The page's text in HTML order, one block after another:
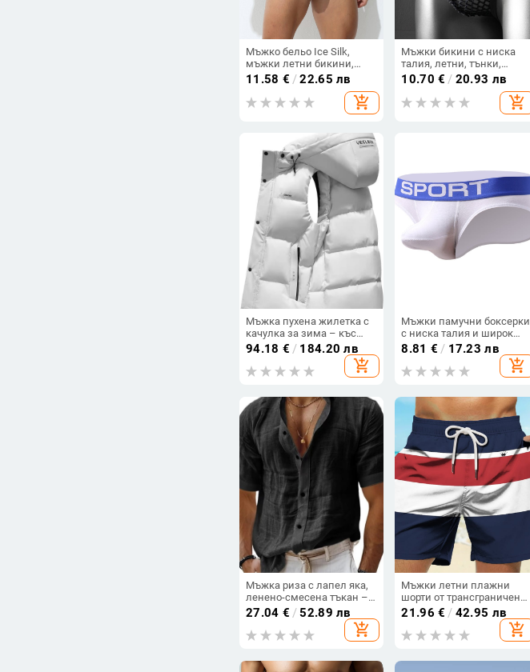
Мъжко бельо Ice Silk,
мъжки летни бикини,
тънки дишащи, с ниска
талия, секси, висок клас,
мъжки модерни бикини
11.58 € /22.65 лв
add_shopping_cart
Мъжки бикини с ниска
талия, летни, тънки,
ледено копринени,
големи, мрежести,
дишащи, секси, за мъже,
трансгранична доставка
10.70 € / 20.93 лв
add_shopping_cart
Мъжка пухена жилетка с
качулка за зима – къс
модел, цип отпред,
стояща яка, дебела
материя, пълнеж: пух от
патица, обем пух 600,
ветроустойчива
94.18 € / 184.20 лв
add_shopping_cart
Мъжки памучни боксерки
с ниска талия и широк
ластик, дишащи и
еластични
8.81 € / 17.23 лв
add_shopping_cart
Мъжка риза с лапел яка,
ленено-смесена тъкан –
дишаща,
влагоотвеждаща, тясна
кройка, пролет 2025
27.04 € /52.89 лв
add_shopping_cart
Мъжки летни плажни
шорти от трансграничен
пазар, модерни
ежедневни шорти
21.96 € / 42.95 лв
add_shopping_cart